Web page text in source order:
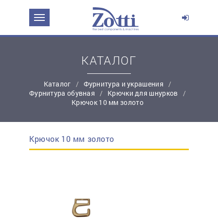
КАТАЛОГ
Каталог
Фурнитура и украшения
Фурнитура обувная
Крючки для шнурков
Крючок 10 мм золото
Крючок 10 мм золото
ЗАДАТЬ ВОПРОС О ПРОДУКТЕ
Эл. почта:*
Контактный телефон:*